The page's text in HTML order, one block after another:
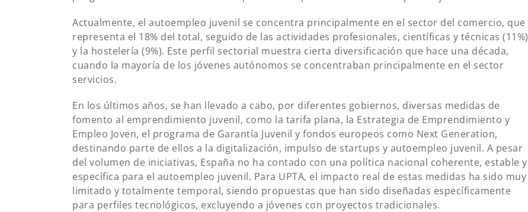
Actualmente, el autoempleo juvenil se concentra principalmente en el sector del comercio, que
representa el 18% del total, seguido de las actividades profesionales, científicas y técnicas (11%)
y la hostelería (9%). Este perfil sectorial muestra cierta diversificación que hace una década,
cuando la mayoría de los jóvenes autónomos se concentraban principalmente en el sector
servicios.
En los últimos años, se han llevado a cabo, por diferentes gobiernos, diversas medidas de
fomento al emprendimiento juvenil, como la tarifa plana, la Estrategia de Emprendimiento y
Empleo Joven, el programa de Garantía Juvenil y fondos europeos como Next Generation,
destinando parte de ellos a la digitalización, impulso de startups y autoempleo juvenil. A pesar
del volumen de iniciativas, España no ha contado con una política nacional coherente, estable y
específica para el autoempleo juvenil. Para UPTA, el impacto real de estas medidas ha sido muy
limitado y totalmente temporal, siendo propuestas que han sido diseñadas específicamente
para perfiles tecnológicos, excluyendo a jóvenes con proyectos tradicionales.